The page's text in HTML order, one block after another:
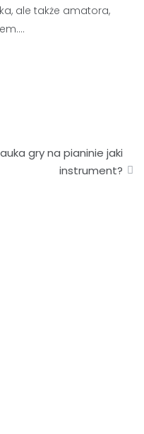
ale także amatora,
gry na pianinie jaki
instrument?